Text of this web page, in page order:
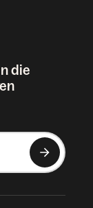
die